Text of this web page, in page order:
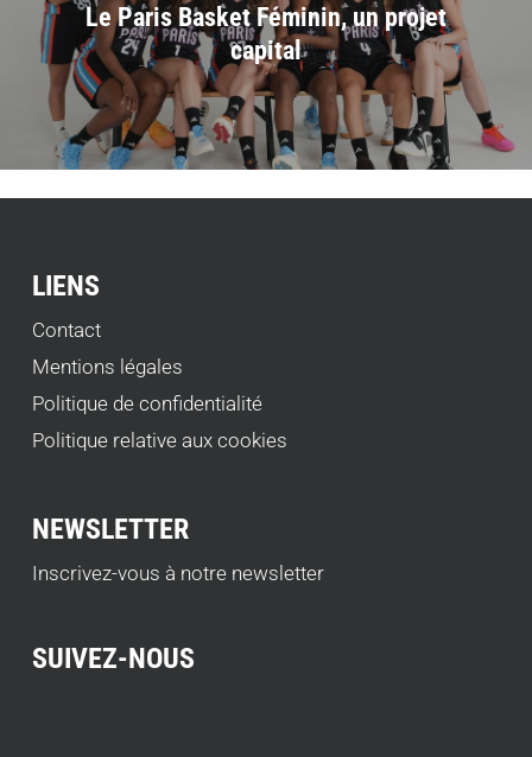
Le Paris Basket Féminin, un projet
capital
LIENS
Contact
Mentions légales
Politique de confidentialité
Politique relative aux cookies
NEWSLETTER
Inscrivez-vous à notre newsletter
SUIVEZ-NOUS